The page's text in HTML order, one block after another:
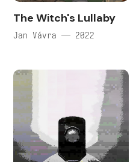
The Witch's Lullaby
Jan Vávra — 2022